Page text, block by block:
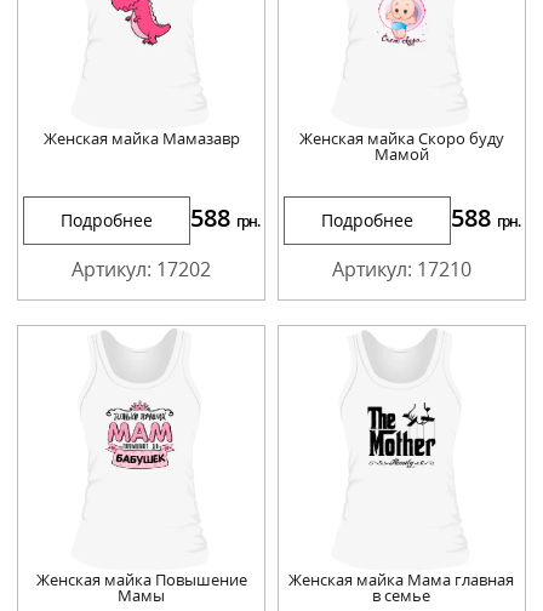
Женская майка Мамазавр
Подробнее 588 грн.
Артикул: 17202
Женская майка Скоро буду
Мамой
Подробнее 588 грн.
Артикул: 17210
Женская майка Повышение
Мамы
Женская майка Мама главная
в семье